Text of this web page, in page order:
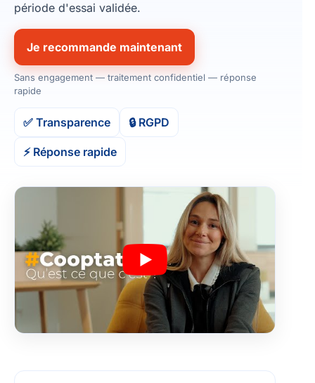
période d'essai validée.
Je recommande maintenant
Sans engagement — traitement confidentiel — réponse
rapide
✅ Transparence 🔒 RGPD
⚡️ Réponse rapide